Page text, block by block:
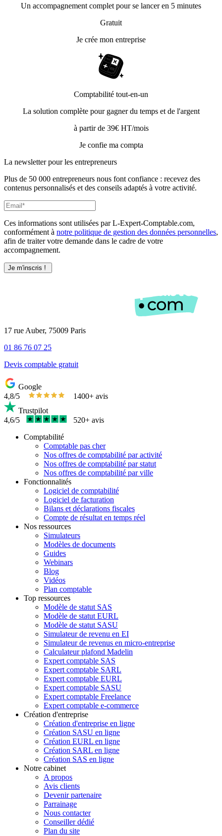
Un accompagnement complet pour se lancer en 5 minutes
Gratuit
Je crée mon entreprise
Comptabilité tout-en-un
La solution complète pour gagner du temps et de l'argent
à partir de 39€ HT/mois
Je confie ma compta
La newsletter pour les entrepreneurs
Plus de 50 000 entrepreneurs nous font confiance : recevez des
contenus personnalisés et des conseils adaptés à votre activité.
Ces informations sont utilisées par L-Expert-Comptable.com,
conformément à notre politique de gestion des données personnelles,
afin de traiter votre demande dans le cadre de votre
accompagnement.
17 rue Auber, 75009 Paris
01 86 76 07 25
Devis comptable gratuit
Google
4,8/5
1400+ avis
Trustpilot
4,6/5
520+ avis
Comptabilité
Comptable pas cher
Nos offres de comptabilité par activité
Nos offres de comptabilité par statut
Nos offres de comptabilité par ville
Fonctionnalités
Logiciel de comptabilité
Logiciel de facturation
Bilans et déclarations fiscales
Compte de résultat en temps réel
Nos ressources
Simulateurs
Modèles de documents
Guides
Webinars
Blog
Vidéos
Plan comptable
Top ressources
Modèle de statut SAS
Modèle de statut EURL
Modèle de statut SASU
Simulateur de revenu en EI
Simulateur de revenus en micro-entreprise
Calculateur plafond Madelin
Expert comptable SAS
Expert comptable SARL
Expert comptable EURL
Expert comptable SASU
Expert comptable Freelance
Expert comptable e-commerce
Création d'entreprise
Création d'entreprise en ligne
Création SASU en ligne
Création EURL en ligne
Création SARL en ligne
Création SAS en ligne
Notre cabinet
A propos
Avis clients
Devenir partenaire
Parrainage
Nous contacter
Conseiller dédié
Plan du site